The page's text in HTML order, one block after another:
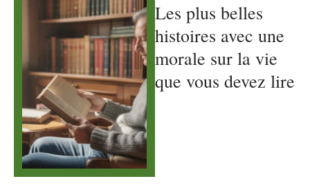
Les plus belles
histoires avec une
morale sur la vie
que vous devez lire